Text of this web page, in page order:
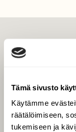
Tämä sivusto
Käytämme
räätälöimiseen,
tukemiseen ja